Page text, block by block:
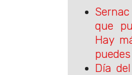
que
Hay
Día